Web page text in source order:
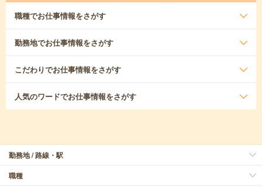
職種でお仕事情報をさがす
勤務地でお仕事情報をさがす
こだわりでお仕事情報をさがす
人気のワードでお仕事情報をさがす
勤務地 / 路線・駅
職種